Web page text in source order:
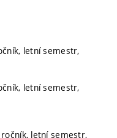
letní semestr,
letní semestr,
letní semestr,